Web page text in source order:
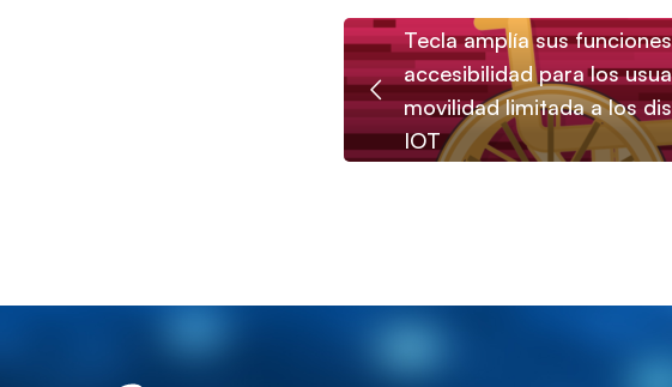
Tecla amplía sus
accesibilidad para los
movilidad limitada a los
IOT